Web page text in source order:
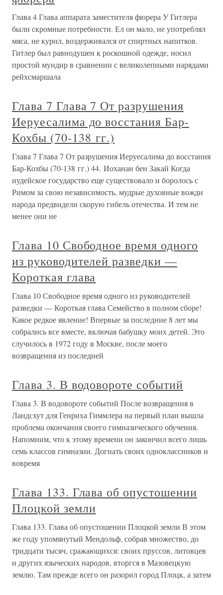
Глава 4 Глава аппарата заместителя фюрера У Гитлера
были скромные потребности. Ел он мало, не употреблял
мяса, не курил, воздерживался от спиртных напитков.
Гитлер был равнодушен к роскошной одежде, носил
простой мундир в сравнении с великолепными нарядами
рейхсмаршала
Глава 7 Глава 7 От разрушения
Иеруесалима до восстания Бар-
Кохбы (70-138 гг.)
Глава 7 Глава 7 От разрушения Иеруесалима до восстания
Бар-Кохбы (70-138 гг.) 44. Иоханан бен Закай Когда
иудейское государство еще существовало и боролось с
Римом за свою независимость, мудрые духовные вожди
народа предвидели скорую гибель отечества. И тем не
менее они не
Глава 10 Свободное время одного
из руководителей разведки —
Короткая глава
Глава 10 Свободное время одного из руководителей
разведки — Короткая глава Семейство в полном сборе!
Какое редкое явление! Впервые за последние 8 лет мы
собрались все вместе, включая бабушку моих детей. Это
случилось в 1972 году в Москве, после моего
возвращения из последней
Глава 3. В водовороте событий
Глава 3. В водовороте событий После возвращения в
Ландсхут для Генриха Гиммлера на первый план вышла
проблема окончания своего гимназического обучения.
Напомним, что к этому времени он закончил всего лишь
семь классов гимназии. Догнать своих одноклассников и
вовремя
Глава 133. Глава об опустошении
Плоцкой земли
Глава 133. Глава об опустошении Плоцкой земли В этом
же году упомянутый Мендольф, собрав мно­жество, до
тридцати тысяч, сражающихся: своих пруссов, литовцев
и других языческих народов, вторгся в Мазовецкую
землю. Там прежде всего он разорил город Плоцк, а затем